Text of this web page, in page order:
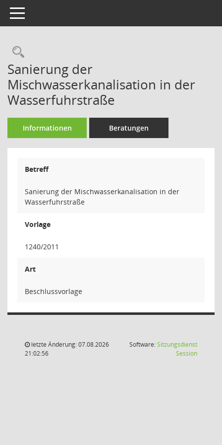
Toggle navigation
Rechercheauswahl
Sanierung der
Mischwasserkanalisation in der
Wasserfuhrstraße
Informationen Beratungen
Betreff
Sanierung der Mischwasserkanalisation in der
Wasserfuhrstraße
Vorlage
1240/2011
Art
Beschlussvorlage
letzte Änderung: 07.08.2026
21:02:56
Software:Sitzungsdienst
Session(Wird in